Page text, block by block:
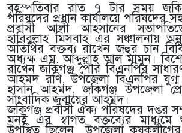
বৃহস্পতিবার রাত ৭ টার সময়
পরিষদের প্রধান কার্যালয়ে পরিষদের
প্রবাসী আলী আহসানের
হাবিবুল্লাহ মিসবাহ এর সঞ্চালনায়
অতিথির বক্তব্য রাখেন জহুর চান
অধ্যক্ষ এম. আব্দুল্লাহ আল মামুন।
রাখেন জকিগঞ্জ পৌর বিএনপির
আহমদ রণি, উপজেলা বিএনপির যুগ্ম
হাসান আহমদ, জকিগঞ্জ উপজেলা
সাংবাদিক জুবায়ের আহমদ।
জকিগঞ্জ প্রবাসী ঐক্য পরিষদের দপ্তর
মনই এর স্বাগত বক্তব্যের